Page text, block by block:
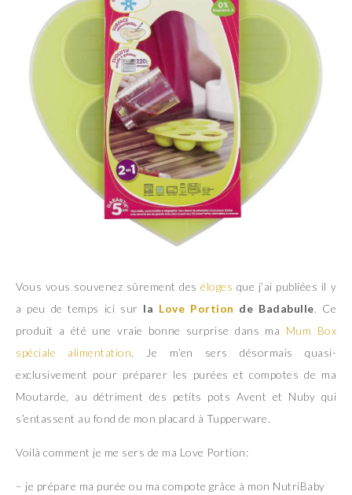
Vous vous souvenez sûrement deséloges que j’ai publiées il y
a peu de temps ici sur la Love Portion de Badabulle. Ce
produit a été une vraie bonne surprise dans ma Mum Box
spéciale alimentation. Je m’en sers désormais quasi-
exclusivement pour préparer les purées et compotes de ma
Moutarde, au détriment des petits pots Avent et Nuby qui
s’entassent au fond de mon placard à Tupperware.
Voilà comment je me sers de ma Love Portion:
– je prépare ma purée ou ma compote grâce à mon NutriBaby